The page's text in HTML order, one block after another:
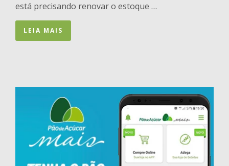
está precisando renovar o estoque …
LEIA MAIS